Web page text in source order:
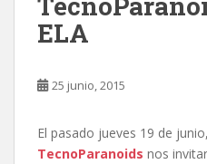
ELA
25 junio, 2015
El pasado jueves 19 de
TecnoParanoids nos